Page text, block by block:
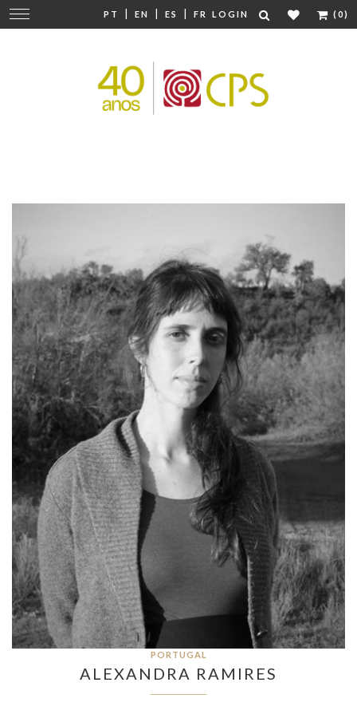
PT | EN | ES | FR LOGIN (0)
Change
navigation
PORTUGAL
ALEXANDRA RAMIRES